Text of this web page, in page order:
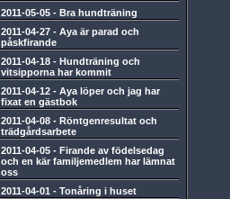
2011-05-05 - Bra hundträning
2011-04-27 - Aya är parad och
påskfirande
2011-04-18 - Hundträning och
vitsipporna har kommit
2011-04-12 - Aya löper och jag har
fixat en gästbok
2011-04-08 - Röntgenresultat och
trädgårdsarbete
2011-04-05 - Firande av födelsedag
och en kär familjemedlem har lämnat
oss
2011-04-01 - Tonåring i huset